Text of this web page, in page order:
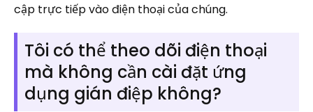
cập trực tiếp vào điện thoại của chúng.
Tôi có thể theo dõi điện thoại
mà không cần cài đặt ứng
dụng gián điệp không?